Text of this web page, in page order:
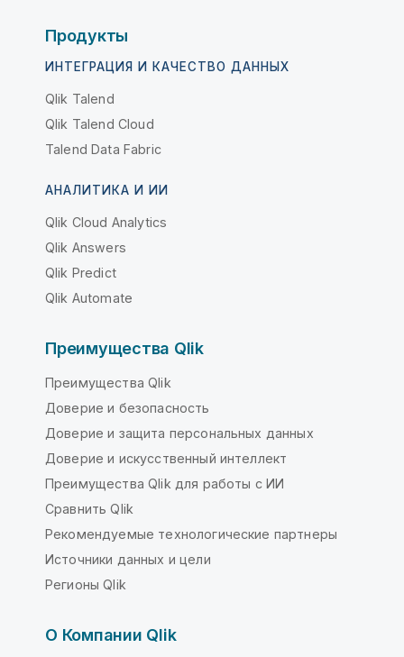
Продукты
ИНТЕГРАЦИЯ И КАЧЕСТВО ДАННЫХ
Qlik Talend
Qlik Talend Cloud
Talend Data Fabric
АНАЛИТИКА И ИИ
Qlik Cloud Analytics
Qlik Answers
Qlik Predict
Qlik Automate
Преимущества Qlik
Преимущества Qlik
Доверие и безопасность
Доверие и защита персональных данных
Доверие и искусственный интеллект
Преимущества Qlik для работы с ИИ
Сравнить Qlik
Рекомендуемые технологические партнеры
Источники данных и цели
Регионы Qlik
О Компании Qlik